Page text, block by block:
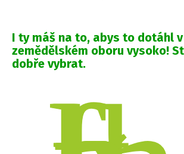
I ty máš na to, abys to dotáhl v
zemědělském oboru vysoko!
dobře vybrat.